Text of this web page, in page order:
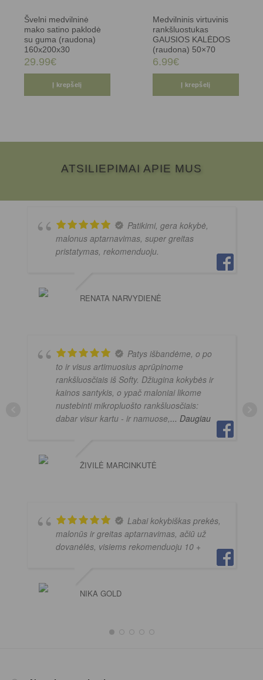
Švelni medvilninė
mako satino paklodė
su guma (raudona)
160x200x30
29.99€
Į krepšelį
Medvilninis virtuvinis
rankšluostukas
GAUSIOS KALĖDOS
(raudona) 50×70
6.99€
Į krepšelį
ATSILIEPIMAI APIE MUS
Patikimi, gera kokybė,
malonus aptarnavimas, super greitas
pristatymas, rekomenduoju.
RENATA NARVYDIENĖ
Patys išbandėme, o po
to ir visus artimuosius aprūpinome
rankšluosčiais iš Softy. Džiugina kokybės ir
kainos santykis, o ypač maloniai likome
nustebinti mikropluošto rankšluosčiais:
dabar visur kartu - ir namuose,... Daugiau
ŽIVILĖ MARCINKUTĖ
Labai kokybiškas prekės,
malonūs ir greitas aptarnavimas, ačiū už
dovanėlės, visiems rekomenduoju 10 +
NIKA GOLD